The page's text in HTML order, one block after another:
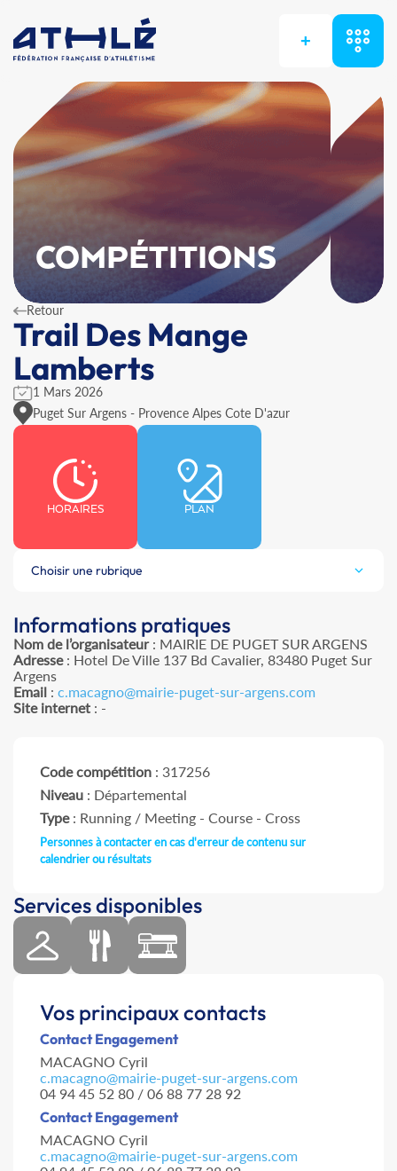
+
COMPÉTITIONS
Retour
Trail Des Mange
Lamberts
1 Mars 2026
Puget Sur Argens - Provence Alpes Cote D'azur
HORAIRES PLAN
Choisir une rubrique
Informations pratiques
Nom de l’organisateur: MAIRIE DE PUGET SUR ARGENS
Adresse: Hotel De Ville 137 Bd Cavalier, 83480 Puget Sur
Argens
Email : c.macagno@mairie-puget-sur-argens.com
Site internet : -
Code compétition : 317256
Niveau : Départemental
Type: Running / Meeting - Course - Cross
Personnes à contacter en cas d'erreur de contenu sur
calendrier ou résultats
Services disponibles
Vos principaux contacts
Contact Engagement
MACAGNO Cyril
c.macagno@mairie-puget-sur-argens.com
04 94 45 52 80 / 06 88 77 28 92
Contact Engagement
MACAGNO Cyril
c.macagno@mairie-puget-sur-argens.com